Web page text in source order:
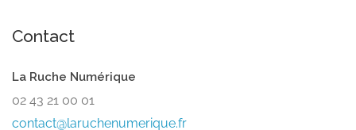
Contact
La Ruche Numérique
02 43 21 00 01
contact@laruchenumerique.fr